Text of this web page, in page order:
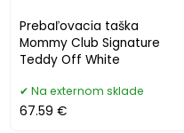
Prebaľovacia taška
Mommy Club Signature
Teddy Off White
Na externom sklade
67.59 €